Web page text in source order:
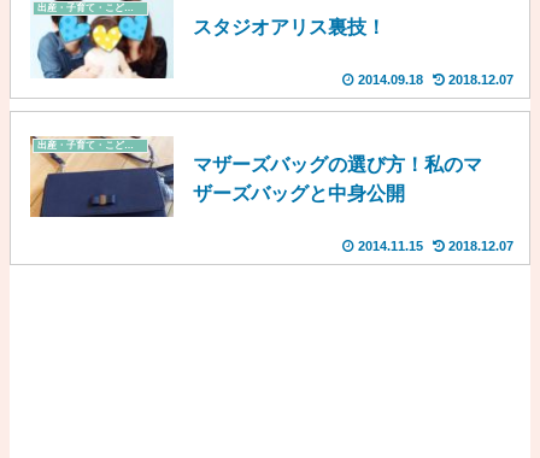
出産・子育て・こども費
スタジオアリス裏技！
2014.09.18 2018.12.07
出産・子育て・こども費
マザーズバッグの選び方！私のマ
ザーズバッグと中身公開
2014.11.15 2018.12.07